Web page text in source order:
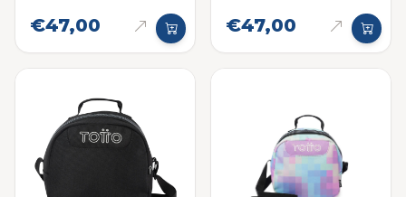
€47,00 €47,00